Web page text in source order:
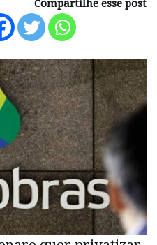
Compartilhe esse post